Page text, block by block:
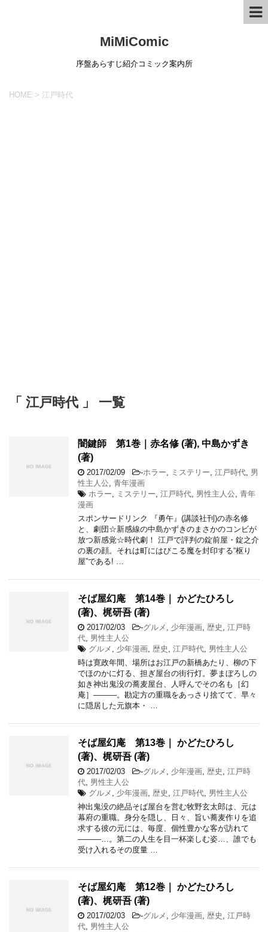
MiMiComic
序盤あらすじ紹介コミック案内所
HOME > 江戸時代
「 江戸時代 」 一覧
闇鍵師 第1巻｜赤名修 (著), 中島かずき
(著)
2017/02/09 -ホラー, ミステリー, 江戸時代, 男
性主人公, 青年漫画
ホラー, ミステリー, 江戸時代, 男性主人公, 青年
漫画
スポンサードリンク 『勇午』(講談社刊)の赤名修
と、劇団☆新感線の中島かずきのまさかのコンビが
放つ新感覚☆時代劇！ 江戸で評判の錠前屋・錠之介
の裏の顔。それは町にはびこる魔を封印する“枢り
屋”である! …
そば屋幻庵 第14巻｜ かどたひろし
(著)、梶研吾 (著)
2017/02/03 -グルメ , 少年漫画, 歴史 , 江戸時
代, 男性主人公
グルメ , 少年漫画, 歴史 , 江戸時代, 男性主人公
時は寛政年間、場所はお江戸の新橋あたり、柳の下
でほのかに灯る、担ぎ屋台の街行灯。夢まぼろしの
如き神出鬼没の蕎麦屋台、人呼んでその名も［幻
庵］―――。勘定方の重職をあっさり捨てて、早々
に隠居した元旗本・ …
そば屋幻庵 第13巻｜ かどたひろし
(著)、梶研吾 (著)
2017/02/03 -グルメ , 少年漫画, 歴史 , 江戸時
代, 男性主人公
グルメ , 少年漫画, 歴史 , 江戸時代, 男性主人公
神出鬼没の絶品そば屋台を営む牧野玄太郎は、元は
幕府の重職。身分を隠し、日々、旨い蕎麦作りを追
求する彼の元には、毎度、個性豊かな客が訪れて
―――…。第二の人生を目一杯楽しむ姿…、誰でも
受け入れるその度量 …
そば屋幻庵 第12巻｜ かどたひろし
(著)、梶研吾 (著)
2017/02/03 -グルメ , 少年漫画, 歴史 , 江戸時
代, 男性主人公